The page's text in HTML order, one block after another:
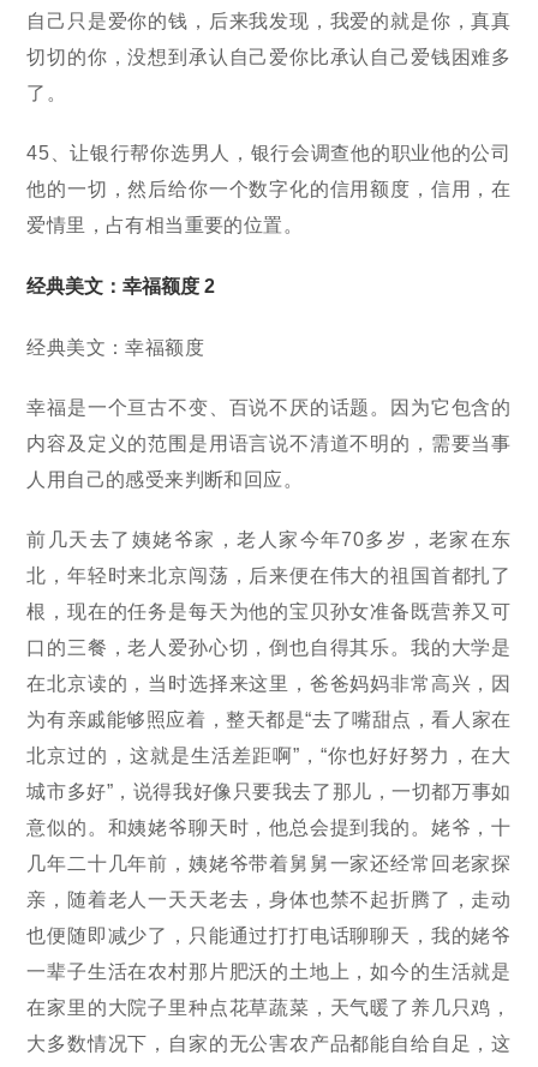
自己只是爱你的钱，后来我发现，我爱的就是你，真真
切切的你，没想到承认自己爱你比承认自己爱钱困难多
了。
45、让银行帮你选男人，银行会调查他的职业他的公司
他的一切，然后给你一个数字化的信用额度，信用，在
爱情里，占有相当重要的位置。
经典美文：幸福额度 2
经典美文：幸福额度
幸福是一个亘古不变、百说不厌的话题。因为它包含的
内容及定义的范围是用语言说不清道不明的，需要当事
人用自己的感受来判断和回应。
前几天去了姨姥爷家，老人家今年70多岁，老家在东
北，年轻时来北京闯荡，后来便在伟大的祖国首都扎了
根，现在的任务是每天为他的宝贝孙女准备既营养又可
口的三餐，老人爱孙心切，倒也自得其乐。我的大学是
在北京读的，当时选择来这里，爸爸妈妈非常高兴，因
为有亲戚能够照应着，整天都是“去了嘴甜点，看人家在
北京过的，这就是生活差距啊”，“你也好好努力，在大
城市多好”，说得我好像只要我去了那儿，一切都万事如
意似的。和姨姥爷聊天时，他总会提到我的。姥爷，十
几年二十几年前，姨姥爷带着舅舅一家还经常回老家探
亲，随着老人一天天老去，身体也禁不起折腾了，走动
也便随即减少了，只能通过打打电话聊聊天，我的姥爷
一辈子生活在农村那片肥沃的土地上，如今的生活就是
在家里的大院子里种点花草蔬菜，天气暖了养几只鸡，
大多数情况下，自家的无公害农产品都能自给自足，这